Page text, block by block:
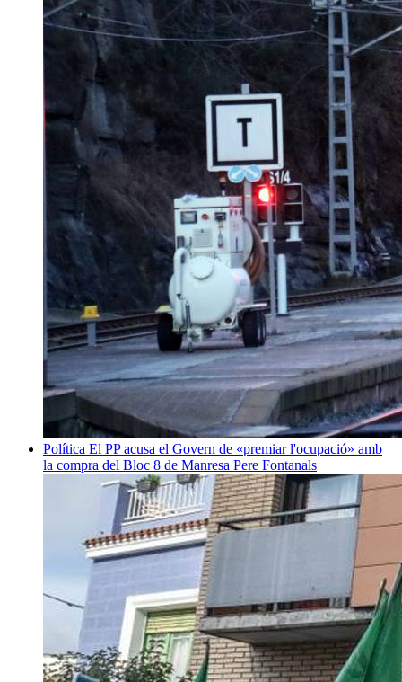
Política El PP acusa el Govern de «premiar l'ocupació» amb
la compra del Bloc 8 de Manresa Pere Fontanals